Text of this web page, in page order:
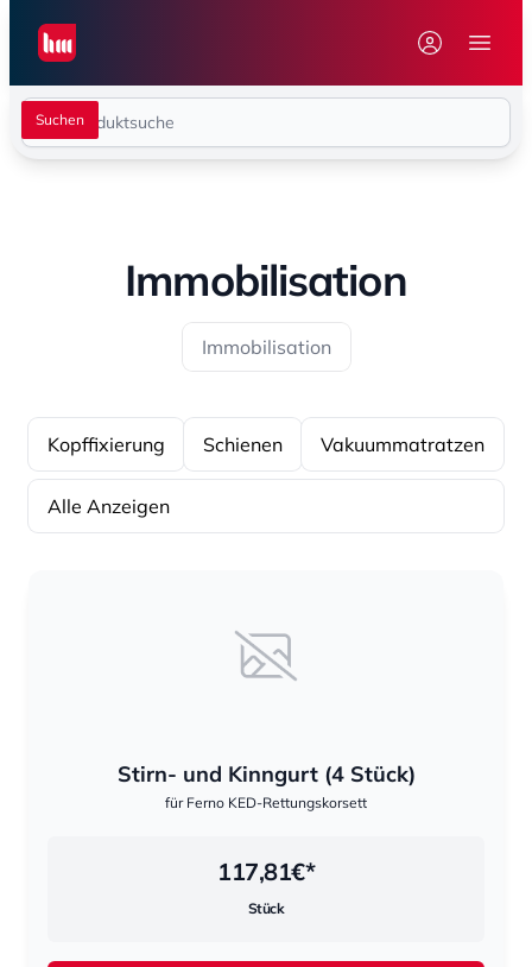
Seiwert GmbH
Menü
Immobilisation
Immobilisation
Kopffixierung Schienen Vakuummatratzen
Alle Anzeigen
Stirn- und Kinngurt (4 Stück)
für Ferno KED-Rettungskorsett
117,81€*
Stück